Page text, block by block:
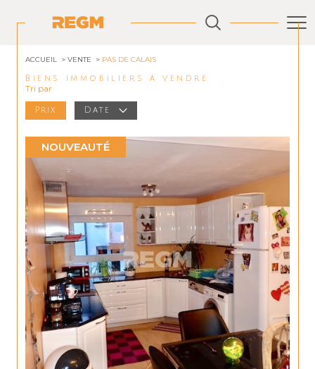
ACCUEIL VENTE PAS DE CALAIS
Biens immobiliers à vendre
Tri par
Prix Date
NOUVEAUTÉ